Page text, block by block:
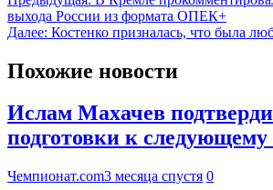
выхода России из формата ОПЕК+
Далее: Костенко призналась, что была
Похожие новости
Ислам Махачев
подготовки к
Чемпионат.com3 месяца спустя 0